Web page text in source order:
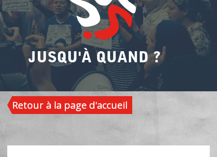
JUSQU'À QUAND ?
Retour à la page d'accueil